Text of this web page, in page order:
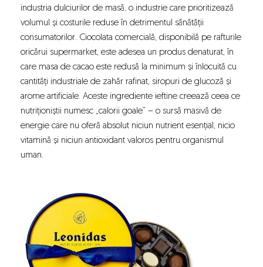
industria dulciurilor de masă, o industrie care prioritizează
volumul și costurile reduse în detrimentul sănătății
consumatorilor. Ciocolata comercială, disponibilă pe rafturile
oricărui supermarket, este adesea un produs denaturat, în
care masa de cacao este redusă la minimum și înlocuită cu
cantități industriale de zahăr rafinat, siropuri de glucoză și
arome artificiale. Aceste ingrediente ieftine creează ceea ce
nutriționiștii numesc „calorii goale” – o sursă masivă de
energie care nu oferă absolut niciun nutrient esențial, nicio
vitamină și niciun antioxidant valoros pentru organismul
uman.